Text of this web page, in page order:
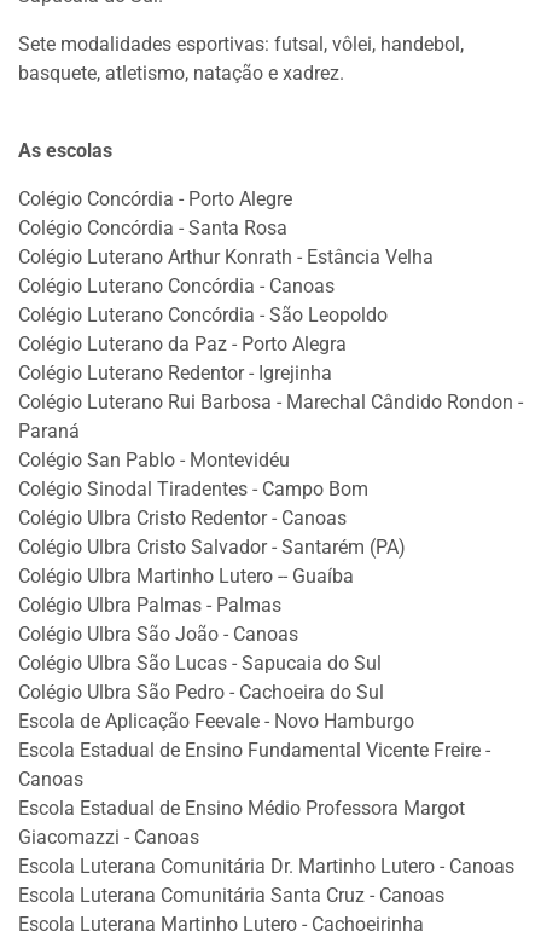
Sete modalidades esportivas: futsal, vôlei, handebol,
basquete, atletismo, natação e xadrez.
As escolas
Colégio Concórdia - Porto Alegre
Colégio Concórdia - Santa Rosa
Colégio Luterano Arthur Konrath - Estância Velha
Colégio Luterano Concórdia - Canoas
Colégio Luterano Concórdia - São Leopoldo
Colégio Luterano da Paz - Porto Alegra
Colégio Luterano Redentor - Igrejinha
Colégio Luterano Rui Barbosa - Marechal Cândido Rondon -
Paraná
Colégio San Pablo - Montevidéu
Colégio Sinodal Tiradentes - Campo Bom
Colégio Ulbra Cristo Redentor - Canoas
Colégio Ulbra Cristo Salvador - Santarém (PA)
Colégio Ulbra Martinho Lutero -- Guaíba
Colégio Ulbra Palmas - Palmas
Colégio Ulbra São João - Canoas
Colégio Ulbra São Lucas - Sapucaia do Sul
Colégio Ulbra São Pedro - Cachoeira do Sul
Escola de Aplicação Feevale - Novo Hamburgo
Escola Estadual de Ensino Fundamental Vicente Freire -
Canoas
Escola Estadual de Ensino Médio Professora Margot
Giacomazzi - Canoas
Escola Luterana Comunitária Dr. Martinho Lutero - Canoas
Escola Luterana Comunitária Santa Cruz - Canoas
Escola Luterana Martinho Lutero - Cachoeirinha